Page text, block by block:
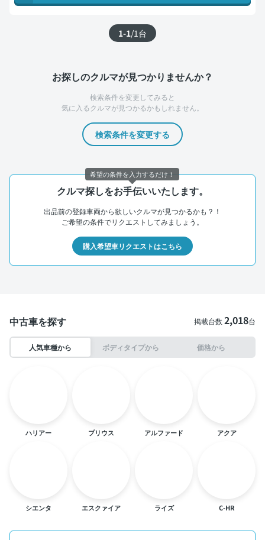
1-1/1台
お探しのクルマが見つかりませんか？
検索条件を変更してみると
気に入るクルマが見つかるかもしれません。
検索条件を変更する
クルマ探しをお手伝いいたします。
出品前の登録車両から欲しいクルマが見つかるかも？！
ご希望の条件でリクエストしてみましょう。
購入希望車リクエストはこちら
中古車を探す 掲載台数2,018台
人気車種から ボディタイプから 価格から
ハリアー プリウス アルファード アクア
シエンタ エスクァイア ライズ C-HR
希望の条件を入力するだけ！